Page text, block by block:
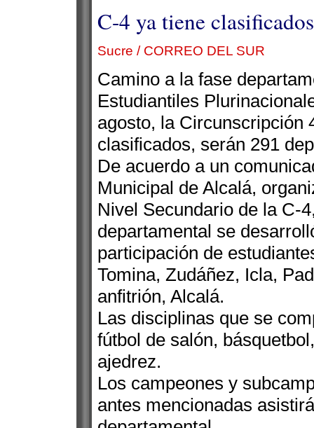
C-4 ya tiene clasificados
Sucre / CORREO DEL SUR
Camino a la fase
Estudiantiles
agosto, la Circunscripción
clasificados, serán 291
De acuerdo a un
Municipal de Alcalá,
Nivel Secundario de la C-
departamental se
participación de
Tomina, Zudáñez, Icla,
anfitrión, Alcalá.
Las disciplinas que se
fútbol de salón,
ajedrez.
Los campeones y
antes mencionadas